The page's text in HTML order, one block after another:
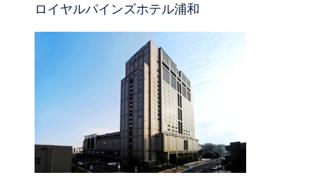
ロイヤルパインズホテル浦和